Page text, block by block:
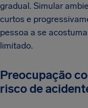
gradual. Simular
curtos e
pessoa a se
limitado.
Preocupação
risco de